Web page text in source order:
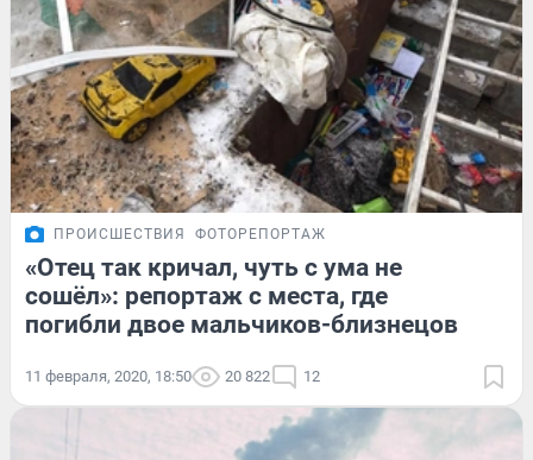
ПРОИСШЕСТВИЯ ФОТОРЕПОРТАЖ
«Отец так кричал, чуть с ума не
сошёл»: репортаж с места, где
погибли двое мальчиков-близнецов
11 февраля, 2020, 18:50 20 822 12